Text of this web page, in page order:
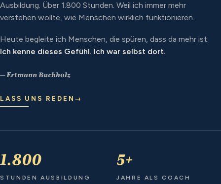
Ausbildung. Über 1.800 Stunden. Weil ich immer mehr
verstehen wollte, wie Menschen wirklich funktionieren.
Heute begleite ich Menschen, die spüren, dass da mehr ist.
Ich kenne dieses Gefühl. Ich war selbst dort.
— Ertmann Buchholz
LASS UNS REDEN →
1.800
STUNDEN AUSBILDUNG
5+
JAHRE ALS COACH